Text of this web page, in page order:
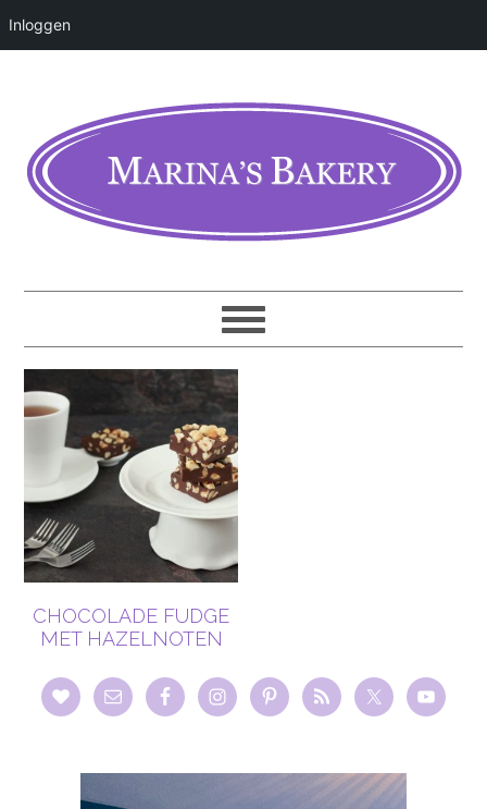
Inloggen
CHOCOLADE FUDGE
MET HAZELNOTEN